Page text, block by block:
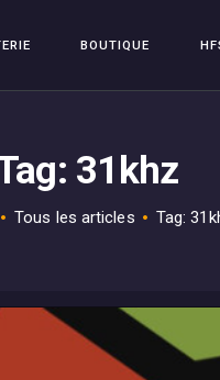
BOUTIQUE
31khz
Tous les articles Tag:
HFSPLAY